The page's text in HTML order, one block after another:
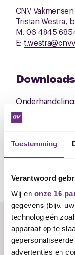
Toestemming
Verantwoord
Wij en onze 16
gegevens (bijv.
technologieën
apparaat op te
advertenties en
CNV Vakmensen
Tristan Westra,
M: 06 4845
E:
Downloads
Heb je een
Er zijn nog
U